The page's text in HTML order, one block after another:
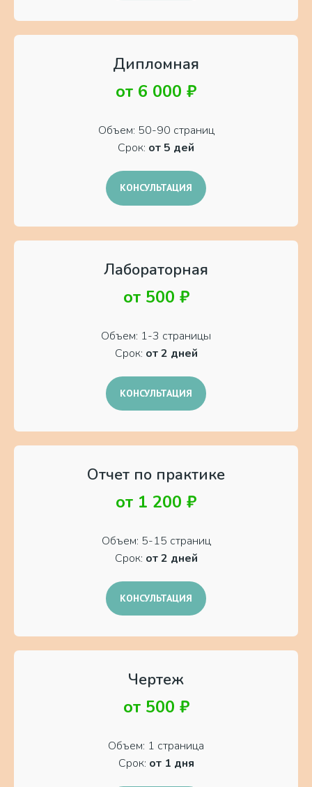
Дипломная
от 6 000 ₽
Объем: 50-90 страниц
Срок: от 5 дей
КОНСУЛЬТАЦИЯ
Лабораторная
от 500 ₽
Объем: 1-3 страницы
Срок: от 2 дней
КОНСУЛЬТАЦИЯ
Отчет по практике
от 1 200 ₽
Объем: 5-15 страниц
Срок: от 2 дней
КОНСУЛЬТАЦИЯ
Чертеж
от 500 ₽
Объем: 1 страница
Срок: от 1 дня